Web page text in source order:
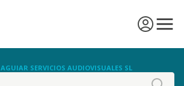
AGUIAR SERVICIOS AUDIOVISUALES SL